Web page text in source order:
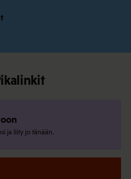
ja liity jo tänään.